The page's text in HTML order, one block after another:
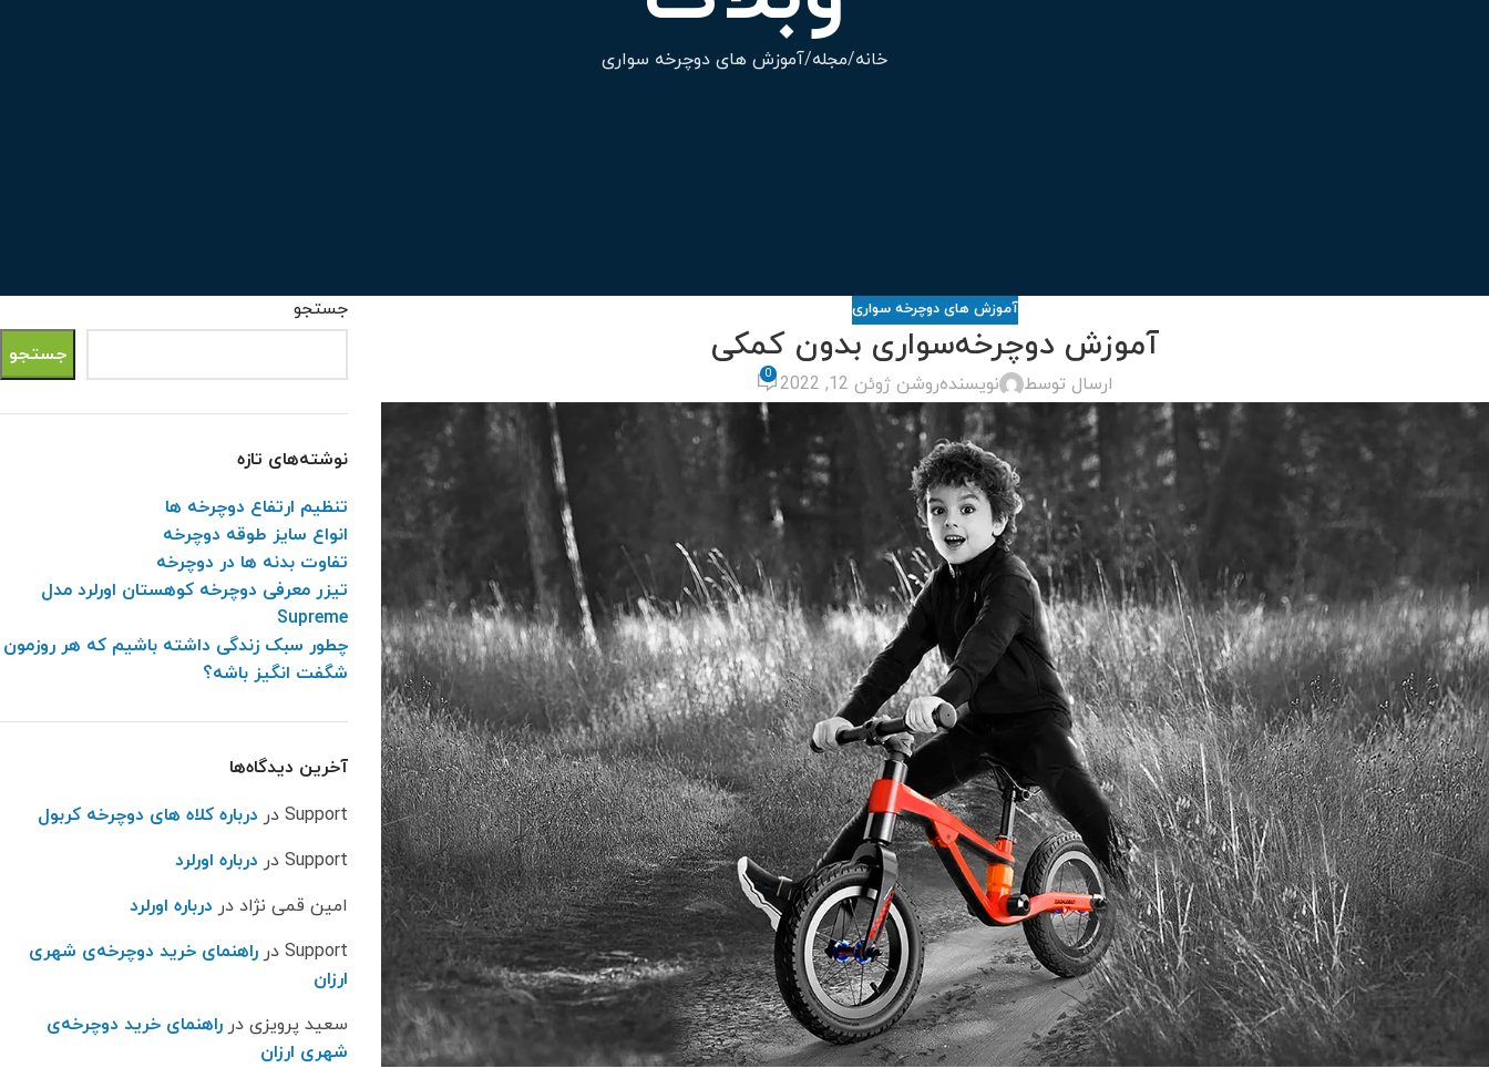
سایز 29
سایز 26
پر بازدید ترین
سایز 20
سایز 16
سایز 12
خانه مجله آموزش های دوچرخه سواری
آموزش های دوچرخه سواری
آموزش دوچرخه‌سواری بدون کمکی
ارسال توسط نویسندهروشن ژوئن 12, 2022 0
جستجو
جستجو
نوشته‌های تازه
تنظیم ارتفاع دوچرخه ها
انواع سایز طوقه دوچرخه
تفاوت بدنه ها در دوچرخه
تیزر معرفی دوچرخه کوهستان اورلرد مدل
Supreme
چطور سبک زندگی داشته باشیم که هر روزمون
شگفت انگیز باشه؟
آخرین دیدگاه‌ها
Support در درباره کلاه های دوچرخه کربول
Support در درباره اورلرد
امین قمی نژاد در درباره اورلرد
Support درراهنمای خرید دوچرخه‌ی شهری
ارزان
سعید پرویزی درراهنمای خرید دوچرخه‌ی
شهری ارزان